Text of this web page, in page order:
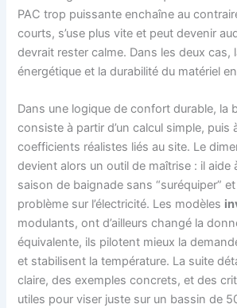
PAC trop puissante enchaîne au
courts, s’use plus vite et peut devenir
devrait rester calme. Dans les deux cas,
énergétique et la durabilité du matériel
Dans une logique de confort durable, la
consiste à partir d’un calcul simple, puis
coefficients réalistes liés au site. Le
devient alors un outil de maîtrise : il aide
saison de baignade sans “suréquiper”
problème sur l’électricité. Les modèles
modulants, ont d’ailleurs changé la
équivalente, ils pilotent mieux la
et stabilisent la température. La suite
claire, des exemples concrets, et des
utiles pour viser juste sur un bassin de